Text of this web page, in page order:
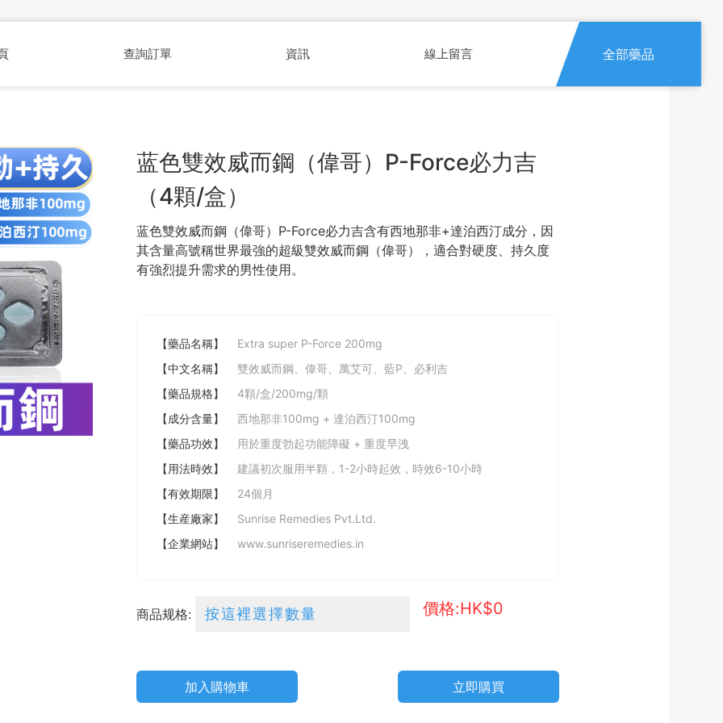
查詢訂單 資訊 線上留言 全部藥品
蓝色雙效威而鋼（偉哥）P-Force必力吉
（4顆/盒）
蓝色雙效威而鋼（偉哥）P-Force必力吉含有西地那非+達泊西汀成分，因
其含量高號稱世界最強的超級雙效威而鋼（偉哥），適合對硬度、持久度
有強烈提升需求的男性使用。
【藥品名稱】
Extra super P-Force 200mg
【中文名稱】
雙效威而鋼、偉哥、萬艾可、藍P、必利吉
【藥品規格】
4顆/盒/200mg/顆
【成分含量】
西地那非100mg + 達泊西汀100mg
【藥品功效】
用於重度勃起功能障礙 + 重度早洩
【用法時效】
建議初次服用半顆，1-2小時起效，時效6-10小時
【有效期限】
24個月
【生産廠家】
Sunrise Remedies Pvt.Ltd.
【企業網站】
www.sunriseremedies.in
商品规格: 價格:HK$0
加入購物車 立即購買